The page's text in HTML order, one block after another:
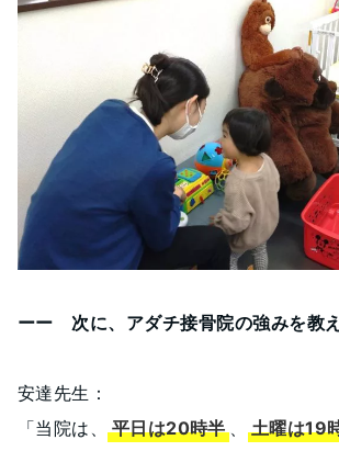
ーー 次に、アダチ接骨院の強みを教え
安達先生：
「当院は、平日は20時半 、 土曜は19